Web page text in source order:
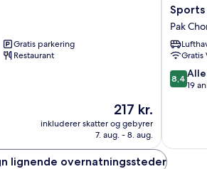
Gratis parkering
Restaurant
Prisen
217 kr.
217 kr.
inkluderer skatter og gebyrer
7. aug. - 8. aug.
Sports
Bar
&
Resort
Pak
Chong
Sports
Pak
Gratis
8.4
ud
8,4
19
lignende overnatningssteder